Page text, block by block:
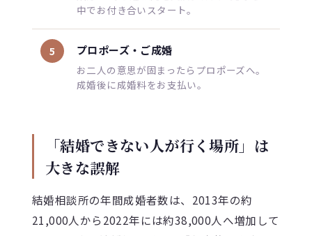
中でお付き合いスタート。
5 プロポーズ・ご成婚
お二人の意思が固まったらプロポーズへ。
成婚後に成婚料をお支払い。
「結婚できない人が行く場所」は
大きな誤解
結婚相談所の年間成婚者数は、2013年の約
21,000人から2022年には約38,000人へ増加して